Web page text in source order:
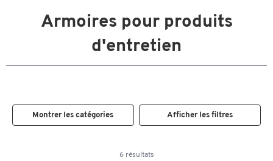
Armoires pour produits
d'entretien
Montrer les catégories Afficher les filtres
6 résultats